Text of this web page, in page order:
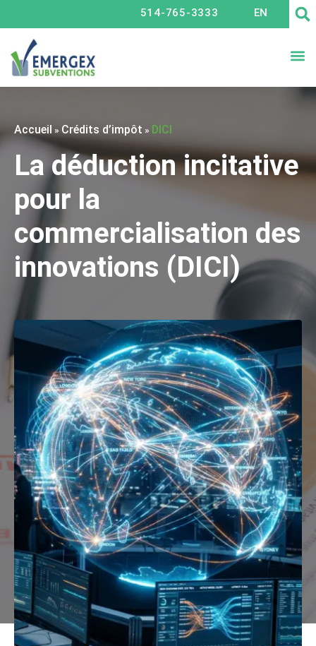
514-765-3333 EN
Accueil » Crédits d’impôt » DICI
La déduction incitative
pour la
commercialisation des
innovations (DICI)